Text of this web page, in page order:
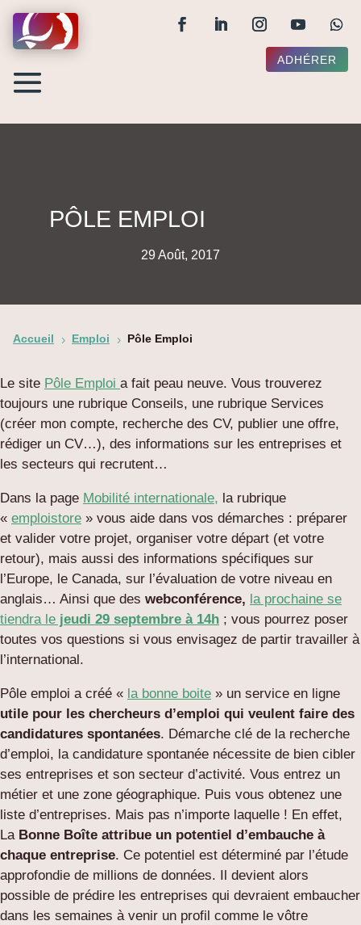
ADHÉRER
PÔLE EMPLOI
29 Août, 2017
Accueil 5 Emploi 5 Pôle Emploi
Le site Pôle Emploi a fait peau neuve. Vous trouverez
toujours une rubrique Conseils, une rubrique Services
(créer mon compte, recherche des CV, publier une offre,
rédiger un CV…), des informations sur les entreprises et
les secteurs qui recrutent…
Dans la page Mobilité internationale, la rubrique
« emploistore » vous aide dans vos démarches : préparer
et valider votre projet, organiser votre départ (et votre
retour), mais aussi des informations spécifiques sur
l’Europe, le Canada, sur l’évaluation de votre niveau en
anglais… Ainsi que des webconférence, la prochaine se
tiendra le jeudi 29 septembre à 14h ; vous pourrez poser
toutes vos questions si vous envisagez de partir travailler à
l’international.
Pôle emploi a créé « la bonne boite » un service en ligne
utile pour les chercheurs d’emploi qui veulent faire des
candidatures spontanées. Démarche clé de la recherche
d’emploi, la candidature spontanée nécessite de bien cibler
ses entreprises et son secteur d’activité. Vous entrez un
métier et une zone géographique. Puis vous obtenez une
liste d’entreprises. Mais pas n’importe laquelle ! En effet,
La Bonne Boîte attribue un potentiel d’embauche à
chaque entreprise. Ce potentiel est déterminé par l’étude
approfondie de millions de données. Il devient alors
possible de prédire les entreprises qui devraient embaucher
dans les semaines à venir un profil comme le vôtre